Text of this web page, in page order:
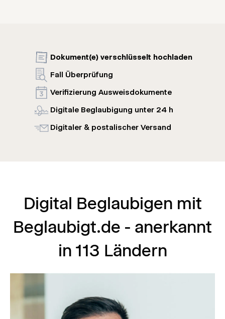
Dokument(e) verschlüsselt hochladen
Fall Überprüfung
Verifizierung Ausweisdokumente
Digitale Beglaubigung unter 24 h
Digitaler & postalischer Versand
Digital Beglaubigen mit
Beglaubigt.de - anerkannt
in 113 Ländern